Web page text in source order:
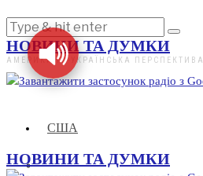
НОВИНИ ТА ДУМКИ
АМЕРИКАНО-УКРАЇНСЬКА ПЕРСПЕКТИВА
США
НОВИНИ ТА ДУМКИ